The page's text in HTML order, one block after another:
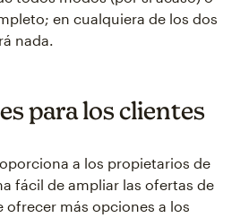
en cualquiera de los dos
nada.
para los clientes
a los propietarios de
fácil de ampliar las ofertas de
ofrecer más opciones a los